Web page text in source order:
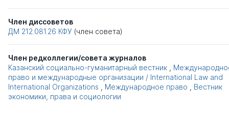
Член диссоветов
ДМ 212.081.26 КФУ (член совета)
Член редколлегии/совета журналов
Казанский социально-гуманитарный вестник
право и международные организации / International Law and
International Organizations
Международное право
Вестник
экономики, права и социологии